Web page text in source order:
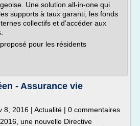
Une solution all-in-one qui
supports à taux garanti, les fonds
collectifs et d'accéder aux
pour les résidents
- Assurance vie
8, 2016 | Actualité | 0 commentaires
une nouvelle Directive